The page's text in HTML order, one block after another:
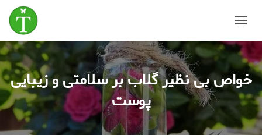
o
g
g
e
N
a
v
i
خواص بی نظیر گلاب بر سلامتی و زیبایی
پوست